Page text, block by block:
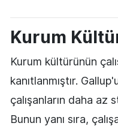
Kurum
Kurum kültürünün
kanıtlanmıştır.
çalışanların daha az
Bunun yanı sıra,